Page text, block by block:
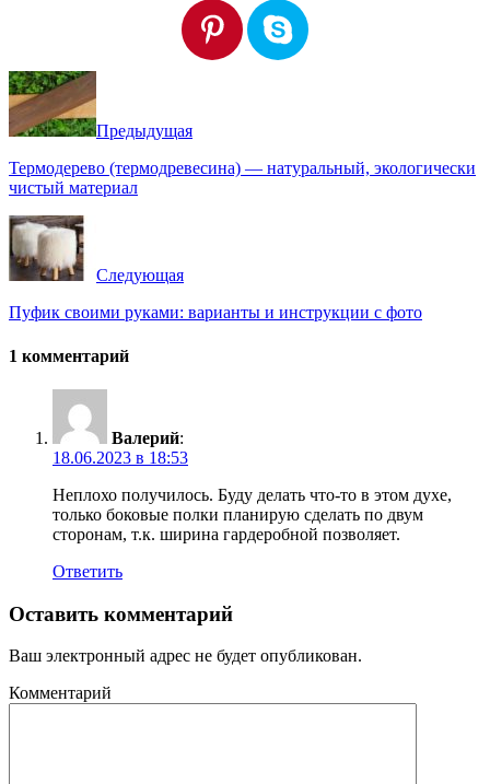
Предыдущая
Термодерево (термодревесина) — натуральный, экологически
чистый материал
Следующая
Пуфик своими руками: варианты и инструкции с фото
1 комментарий
Валерий:
18.06.2023 в 18:53
Неплохо получилось. Буду делать что-то в этом духе,
только боковые полки планирую сделать по двум
сторонам, т.к. ширина гардеробной позволяет.
Ответить
Оставить комментарий
Ваш электронный адрес не будет опубликован.
Комментарий